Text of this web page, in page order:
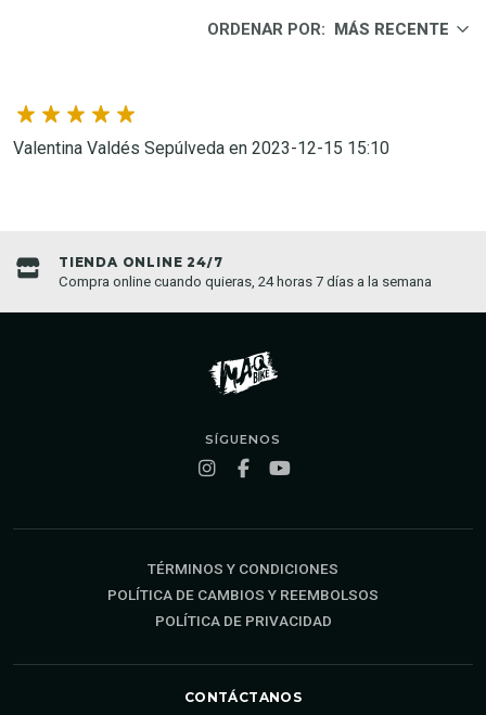
ORDENAR POR: MÁS RECENTE
Valentina Valdés Sepúlveda en 2023-12-15 15:10
TIENDA ONLINE 24/7
Compra online cuando quieras, 24 horas 7 días a la semana
SÍGUENOS
TÉRMINOS Y CONDICIONES
POLÍTICA DE CAMBIOS Y REEMBOLSOS
POLÍTICA DE PRIVACIDAD
CONTÁCTANOS